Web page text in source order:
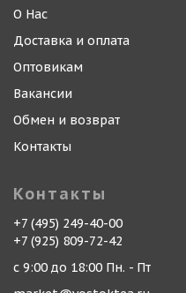
О Нас
Доставка и оплата
Оптовикам
Вакансии
Обмен и возврат
Контакты
Контакты
+7 (495) 249-40-00
+7 (925) 809-72-42
с 9:00 до 18:00 Пн. - Пт